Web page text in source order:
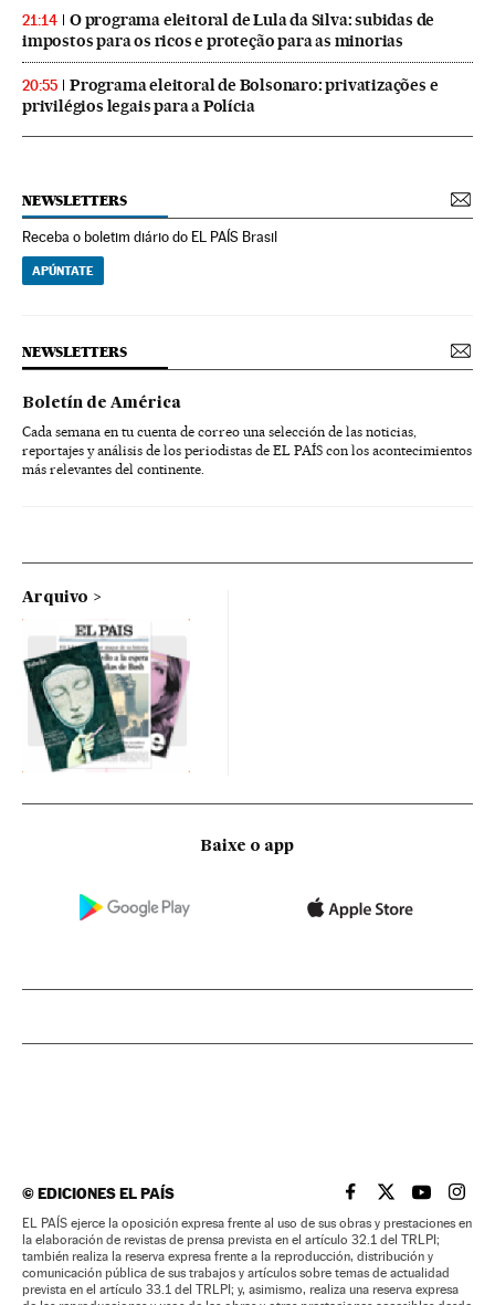
21:14
O programa eleitoral de Lula da Silva: subidas de
impostos para os ricos e proteção para as minorias
20:55
Programa eleitoral de Bolsonaro: privatizações e
privilégios legais para a Polícia
NEWSLETTERS
Receba o boletim diário do EL PAÍS Brasil
APÚNTATE
NEWSLETTERS
Boletín de América
Cada semana en tu cuenta de correo una selección de las noticias,
reportajes y análisis de los periodistas de EL PAÍS con los acontecimientos
más relevantes del continente.
Arquivo
Baixe o app
©EDICIONES EL PAÍS EL PAÍS BRASIL EN
EL PAÍSEL PAÍS
EL
EL PAÍS ejerce la oposición expresa frente al uso de sus obras y prestaciones en
la elaboración de revistas de prensa prevista en el artículo 32.1 del TRLPI;
también realiza la reserva expresa frente a la reproducción, distribución y
comunicación pública de sus trabajos y artículos sobre temas de actualidad
prevista en el artículo 33.1 del TRLPI; y, asimismo, realiza una reserva expresa